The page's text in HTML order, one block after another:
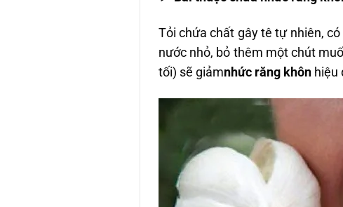
Tỏi chứa chất gây tê tự nhiên,
nước nhỏ, bỏ thêm một chút
tối) sẽ giảmnhức răng khônhiệu